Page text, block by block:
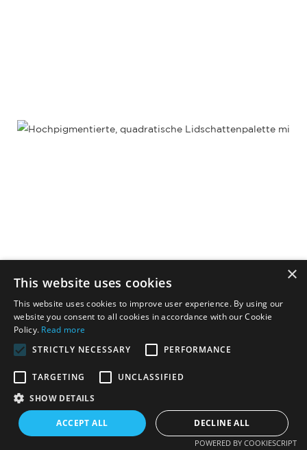
×
This website uses cookies
This website uses cookies to improve user experience. By using our
website you consent to all cookies in accordance with our Cookie
Policy. Read more
STRICTLY NECESSARY
PERFORMANCE
TARGETING
UNCLASSIFIED
SHOW DETAILS
ACCEPT ALL DECLINE ALL
POWERED BY COOKIESCRIPT